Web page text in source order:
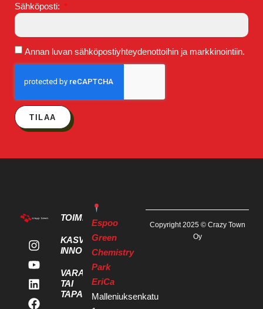
Sähköposti:
Annan luvan sähköpostiyhteydenottoihin ja markkinointiin.
TILAA
TOIMITILAT
KASVU- JA
INNOVAATIOPALVELUT
VARAA KOKOUS
TAI
TAPAHTUMATILA
Espoo
Green
Chemistry
Park
EriCa
Malleniuksenkatu
Copyright 2025 © Crazy Town
Oy